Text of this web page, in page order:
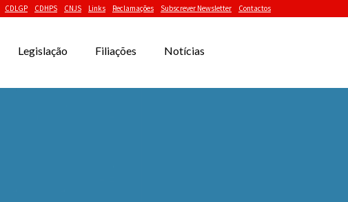
CDLGP CDHPS CNJS Links Reclamações Subscrever Newsletter Contactos
Legislação Filiações Notícias